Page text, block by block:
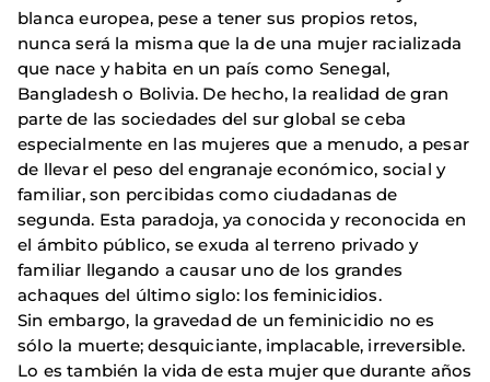
blanca europea, pese a tener sus propios retos,
nunca será la misma que la de una mujer racializada
que nace y habita en un país como Senegal,
Bangladesh o Bolivia. De hecho, la realidad de gran
parte de las sociedades del sur global se ceba
especialmente en las mujeres que a menudo, a pesar
de llevar el peso del engranaje económico, social y
familiar, son percibidas como ciudadanas de
segunda. Esta paradoja, ya conocida y reconocida en
el ámbito público, se exuda al terreno privado y
familiar llegando a causar uno de los grandes
achaques del último siglo: los feminicidios.
Sin embargo, la gravedad de un feminicidio no es
sólo la muerte; desquiciante, implacable, irreversible.
Lo es también la vida de esta mujer que durante años